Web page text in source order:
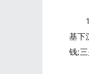
12
基下
钱;